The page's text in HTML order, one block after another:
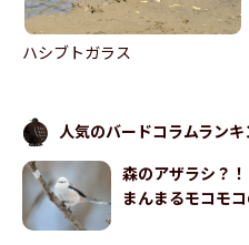
ハシブトガラス
人気のバードコラムラン
森のアザラシ？！
まんまるモコモ